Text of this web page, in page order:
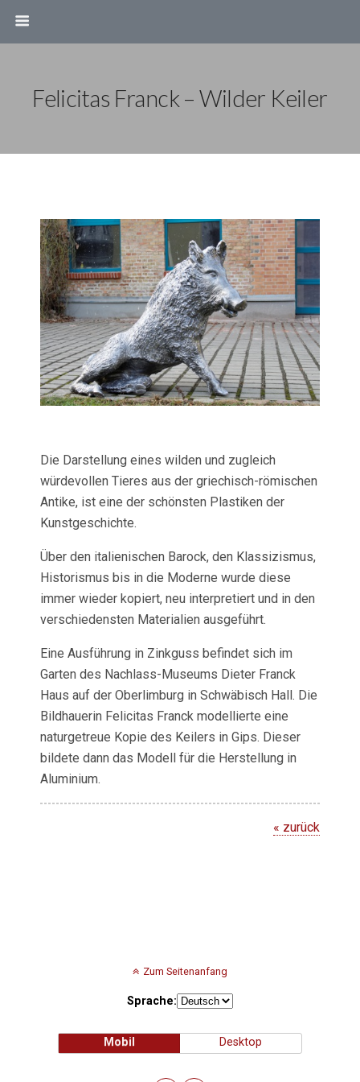
Felicitas Franck – Wilder Keiler
Die Darstellung eines wilden und zugleich
würdevollen Tieres aus der griechisch-römischen
Antike, ist eine der schönsten Plastiken der
Kunstgeschichte.
Über den italienischen Barock, den Klassizismus,
Historismus bis in die Moderne wurde diese
immer wieder kopiert, neu interpretiert und in den
verschiedensten Materialien ausgeführt.
Eine Ausführung in Zinkguss befindet sich im
Garten des Nachlass-Museums Dieter Franck
Haus auf der Oberlimburg in Schwäbisch Hall. Die
Bildhauerin Felicitas Franck modellierte eine
naturgetreue Kopie des Keilers in Gips. Dieser
bildete dann das Modell für die Herstellung in
Aluminium.
« zurück
Zum Seitenanfang
Sprache:
Mobil Desktop